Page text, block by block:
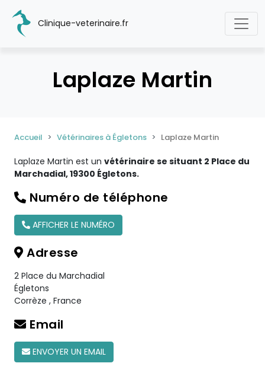
Clinique-veterinaire.fr
Laplaze Martin
Accueil Vétérinaires à Égletons Laplaze Martin
Laplaze Martin est un vétérinaire se situant 2 Place du
Marchadial, 19300 Égletons.
Numéro de téléphone
AFFICHER LE NUMÉRO
Adresse
2 Place du Marchadial
Égletons
Corrèze , France
Email
ENVOYER UN EMAIL